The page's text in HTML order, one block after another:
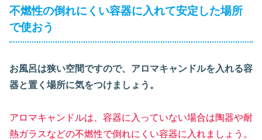
不燃性の倒れにくい容器に入れて安定した場所
で使おう
お風呂は狭い空間ですので、アロマキャンドルを入れる容
器と置く場所に気をつけましょう。
アロマキャンドルは、容器に入っていない場合は陶器や耐
熱ガラスなどの不燃性で倒れにくい容器に入れましょう。